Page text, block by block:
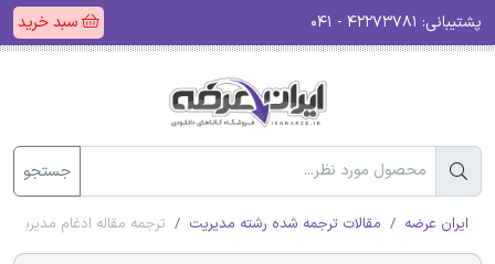
پشتیبانی: سبد خرید
جستجو
ایران عرضه مقالات ترجمه شده رشته مدیریت ترجمه مقاله ادغام مدیریت